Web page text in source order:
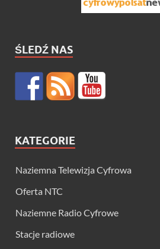
ŚLEDŹ NAS
KATEGORIE
Naziemna Telewizja Cyfrowa
Oferta NTC
Naziemne Radio Cyfrowe
Stacje radiowe